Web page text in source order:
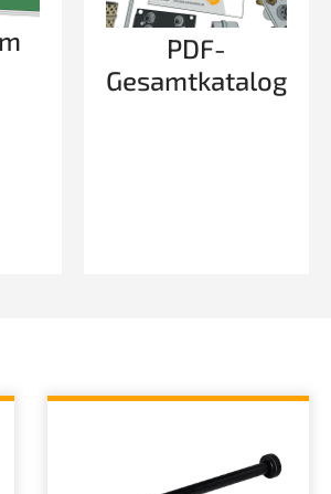
PDF-
Gesamtkatalog